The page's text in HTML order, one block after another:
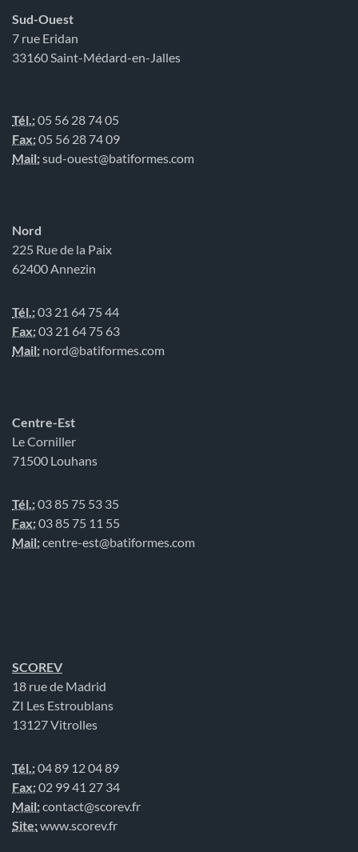
Sud-Ouest
7 rue Eridan
33160 Saint-Médard-en-Jalles
Tél.:05 56 28 74 05
Fax:05 56 28 74 09
Mail:sud-ouest@batiformes.com
Nord
225 Rue de la Paix
62400 Annezin
Tél.:03 21 64 75 44
Fax:03 21 64 75 63
Mail: nord@batiformes.com
Centre-Est
Le Corniller
71500 Louhans
Tél.:03 85 75 53 35
Fax:03 85 75 11 55
Mail:centre-est@batiformes.com
SCOREV
18 rue de Madrid
ZI Les Estroublans
13127 Vitrolles
Tél.:04 89 12 04 89
Fax:02 99 41 27 34
Mail:contact@scorev.fr
Site:www.scorev.fr